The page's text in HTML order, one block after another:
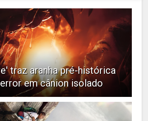
traz aranha pré-histórica
em cânion isolado